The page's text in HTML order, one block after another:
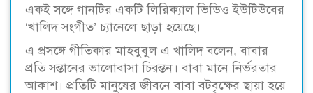
একই সঙ্গে গানটির একটি লিরিক্যাল ভিডিও ইউটিউবের
‘খালিদ সংগীত’ চ্যানেলে ছাড়া হয়েছে।
এ প্রসঙ্গে গীতিকার মাহবুবুল এ খালিদ বলেন, বাবার
প্রতি সন্তানের ভালোবাসা চিরন্তন। বাবা মানে নির্ভরতার
আকাশ। প্রতিটি মানুষের জীবনে বাবা বটবৃক্ষের ছায়া হয়ে